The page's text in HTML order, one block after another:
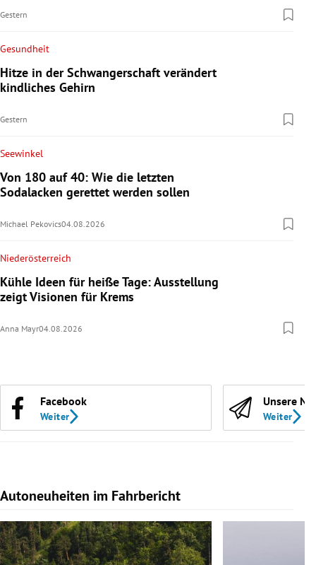
Gestern
Gesundheit
Hitze in der Schwangerschaft verändert
kindliches Gehirn
Gestern
Seewinkel
Von 180 auf 40: Wie die letzten
Sodalacken gerettet werden sollen
Michael Pekovics04.08.2026
Niederösterreich
Kühle Ideen für heiße Tage: Ausstellung
zeigt Visionen für Krems
Anna Mayr04.08.2026
Facebook
Weiter
Unsere
Weiter
Autoneuheiten im Fahrbericht
Slide 1 von 7